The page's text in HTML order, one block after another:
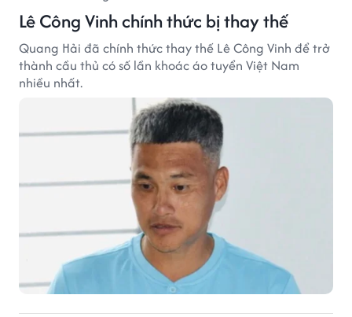
Lê Công Vinh chính thức bị thay thế
Quang Hải đã chính thức thay thế Lê Công Vinh để trở
thành cầu thủ có số lần khoác áo tuyển Việt Nam
nhiều nhất.